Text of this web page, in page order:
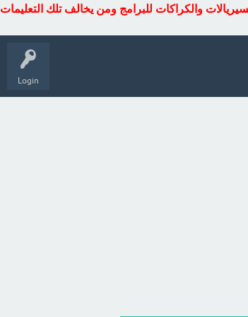
والكراكات للبرامج ومن يخالف تلك التعليمات
Login